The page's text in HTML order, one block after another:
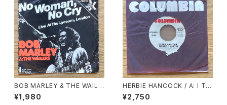
BOB MARLEY & THE WAILE
RS / A: NO WOMAN NO CR
Y / B: KINKY REGGAE
¥1,980
HERBIE HANCOCK / A: I TH
OUGHT IT WAS YOU (STER
EO) / B: I THOUGHT IT WA
¥2,750